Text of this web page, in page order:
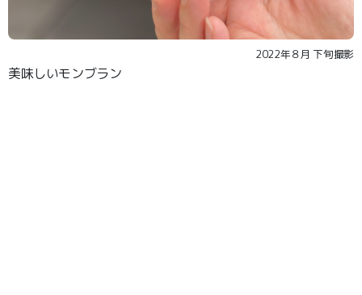
2022年８月 下旬撮影
美味しいモンブラン